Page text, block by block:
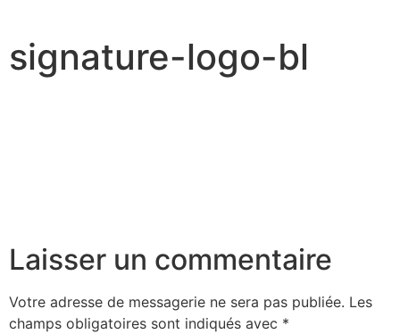
signature-logo-bl
Laisser un commentaire
Votre adresse de messagerie ne sera pas publiée. Les
champs obligatoires sont indiqués avec *